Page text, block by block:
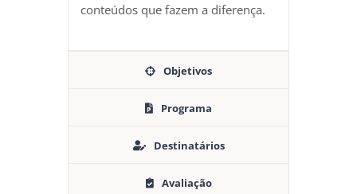
conteúdos que fazem a diferença.
Objetivos
Programa
Destinatários
Avaliação